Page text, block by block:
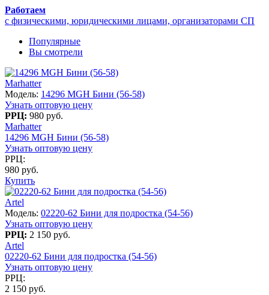
Работаем
с физическими, юридическими лицами, организаторами СП
Популярные
Вы смотрели
Marhatter
Модель: 14296 MGH Бини (56-58)
Узнать оптовую цену
РРЦ: 980 руб.
Marhatter
14296 MGH Бини (56-58)
Узнать оптовую цену
РРЦ:
980 руб.
Купить
Artel
Модель: 02220-62 Бини для подростка (54-56)
Узнать оптовую цену
РРЦ: 2 150 руб.
Artel
02220-62 Бини для подростка (54-56)
Узнать оптовую цену
РРЦ:
2 150 руб.